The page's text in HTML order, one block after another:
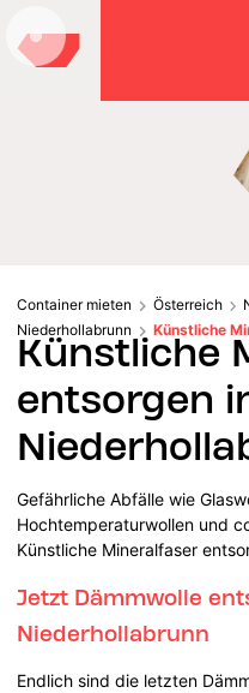
Container mieten Österreich
Niederhollabrunn
Künstliche
Künstliche
entsorgen
Gefährliche Abfälle wie
Hochtemperaturwollen und
Künstliche Mineralfaser
Jetzt Dämmwolle
Niederhollabrunn
Endlich sind die letzten